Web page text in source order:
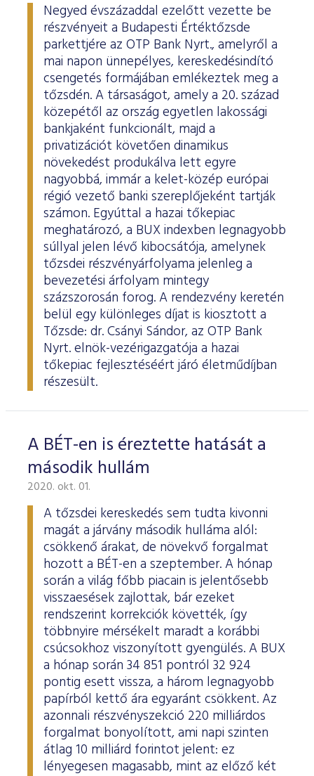
Negyed évszázaddal ezelőtt vezette be
részvényeit a Budapesti Értéktőzsde
parkettjére az OTP Bank Nyrt., amelyről a
mai napon ünnepélyes, kereskedésindító
csengetés formájában emlékeztek meg a
tőzsdén. A társaságot, amely a 20. század
közepétől az ország egyetlen lakossági
bankjaként funkcionált, majd a
privatizációt követően dinamikus
növekedést produkálva lett egyre
nagyobbá, immár a kelet-közép európai
régió vezető banki szereplőjeként tartják
számon. Egyúttal a hazai tőkepiac
meghatározó, a BUX indexben legnagyobb
súllyal jelen lévő kibocsátója, amelynek
tőzsdei részvényárfolyama jelenleg a
bevezetési árfolyam mintegy
százszorosán forog. A rendezvény keretén
belül egy különleges díjat is kiosztott a
Tőzsde: dr. Csányi Sándor, az OTP Bank
Nyrt. elnök-vezérigazgatója a hazai
tőkepiac fejlesztéséért járó életműdíjban
részesült.
A BÉT-en is éreztette hatását a
második hullám
2020. okt. 01.
A tőzsdei kereskedés sem tudta kivonni
magát a járvány második hulláma alól:
csökkenő árakat, de növekvő forgalmat
hozott a BÉT-en a szeptember. A hónap
során a világ főbb piacain is jelentősebb
visszaesések zajlottak, bár ezeket
rendszerint korrekciók követték, így
többnyire mérsékelt maradt a korábbi
csúcsokhoz viszonyított gyengülés. A BUX
a hónap során 34 851 pontról 32 924
pontig esett vissza, a három legnagyobb
papírból kettő ára egyaránt csökkent. Az
azonnali részvényszekció 220 milliárdos
forgalmat bonyolított, ami napi szinten
átlag 10 milliárd forintot jelent: ez
lényegesen magasabb, mint az előző két